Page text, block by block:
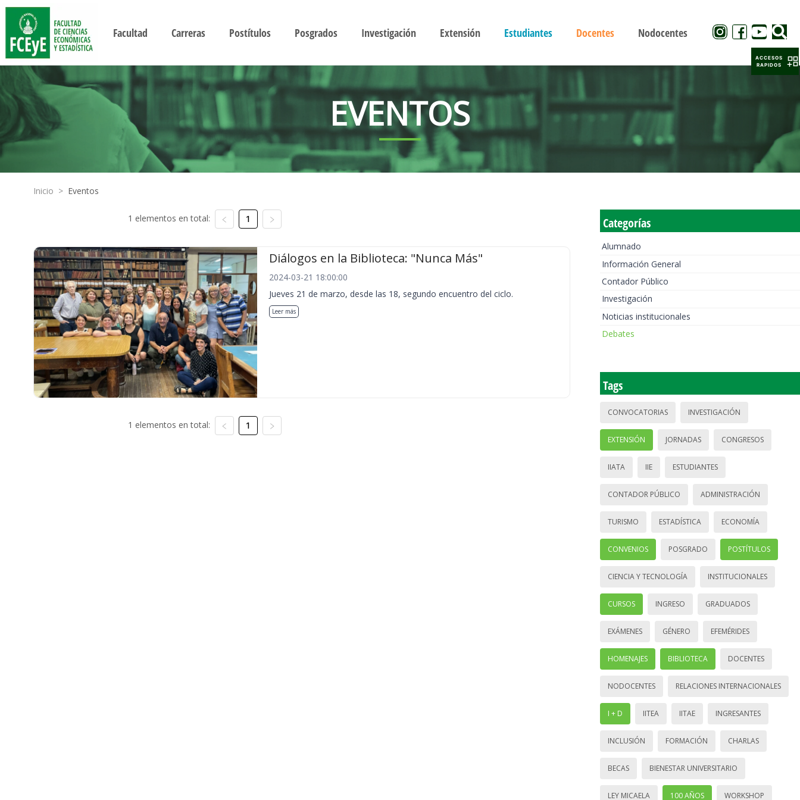
Facultad Carreras Postítulos Posgrados Investigación Extensión Estudiantes Docentes Nodocentes
EVENTOS
Inicio > Eventos
1 elementos en total: 1
Diálogos en la Biblioteca: "Nunca Más"
2024-03-21 18:00:00
Jueves 21 de marzo, desde las 18, segundo encuentro del ciclo.
Leer más
1 elementos en total: 1
Categorías
Alumnado
Información General
Contador Público
Investigación
Noticias institucionales
Debates
Tags
CONVOCATORIAS INVESTIGACIÓN
EXTENSIÓN JORNADAS CONGRESOS
IIATA IIE ESTUDIANTES
CONTADOR PÚBLICO ADMINISTRACIÓN
TURISMO ESTADÍSTICA ECONOMÍA
CONVENIOS POSGRADO POSTÍTULOS
CIENCIA Y TECNOLOGÍA INSTITUCIONALES
CURSOS INGRESO GRADUADOS
EXÁMENES GÉNERO EFEMÉRIDES
HOMENAJES BIBLIOTECA DOCENTES
NODOCENTES RELACIONES INTERNACIONALES
I + D IITEA IITAE INGRESANTES
INCLUSIÓN FORMACIÓN CHARLAS
BECAS BIENESTAR UNIVERSITARIO
LEY MICAELA 100 AÑOS WORKSHOP
ACCESOS
RAPIDOS